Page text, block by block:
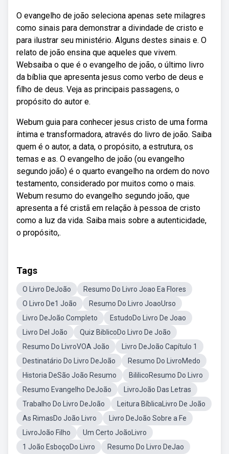
O evangelho de joão seleciona apenas sete milagres
como sinais para demonstrar a divindade de cristo e
para ilustrar seu ministério. Alguns destes sinais e. O
relato de joão ensina que aqueles que vivem.
Websaiba o que é o evangelho de joão, o último livro
da bíblia que apresenta jesus como verbo de deus e
filho de deus. Veja as principais passagens, o
propósito do autor e.
Webum guia para conhecer jesus cristo de uma forma
íntima e transformadora, através do livro de joão. Saiba
quem é o autor, a data, o propósito, a estrutura, os
temas e as. O evangelho de joão (ou evangelho
segundo joão) é o quarto evangelho na ordem do novo
testamento, considerado por muitos como o mais.
Webum resumo do evangelho segundo joão, que
apresenta a fé cristã em relação à pessoa de cristo
como a luz da vida. Saiba mais sobre a autenticidade,
o propósito,.
Tags
O Livro DeJoão
Resumo Do Livro Joao Ea Flores
O Livro De1 João
Resumo Do Livro JoaoUrso
Livro DeJoão Completo
EstudoDo Livro De Joao
Livro DeI João
Quiz BiblicoDo Livro De João
Resumo Do LivroVOA João
Livro DeJoão Capítulo 1
Destinatário Do Livro DeJoão
Resumo Do LivroMedo
Historia DeSão João Resumo
BililicoResumo Do Livro
Resumo Evangelho DeJoão
LivroJoão Das Letras
Trabalho Do Livro DeJoão
Leitura BíblicaLivro De João
As RimasDo João Livro
Livro DeJoão Sobre a Fe
LivroJoão Filho
Um Certo JoãoLivro
1 João EsboçoDo Livro
Resumo Do Livro DeJao